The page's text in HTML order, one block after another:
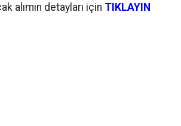
alımın detayları için TIKLAYIN